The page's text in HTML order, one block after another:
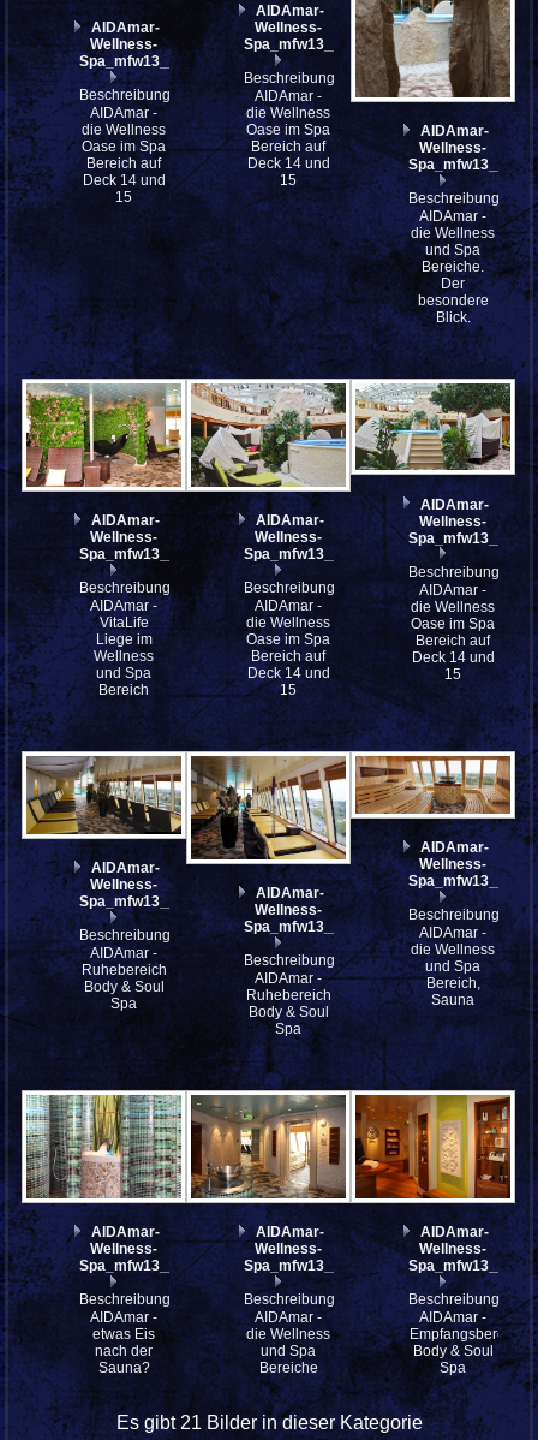
AIDAmar-
Wellness-
Spa_mfw13__021765
Beschreibung:
AIDAmar -
die Wellness
Oase im Spa
Bereich auf
Deck 14 und
15
AIDAmar-
Wellness-
Spa_mfw13__021761_st
Beschreibung:
AIDAmar -
die Wellness
Oase im Spa
Bereich auf
Deck 14 und
15
AIDAmar-
Wellness-
Beschreibung:
AIDAmar -
die Wellness
und Spa
Bereiche.
Der
besondere
Blick.
AIDAmar-
Wellness-
Spa_mfw13__021750
Beschreibung:
AIDAmar -
VitaLife
Liege im
Wellness
und Spa
Bereich
AIDAmar-
Wellness-
Spa_mfw13__021749
Beschreibung:
AIDAmar -
die Wellness
Oase im Spa
Bereich auf
Deck 14 und
15
AIDAmar-
Wellness-
Beschreibung:
AIDAmar -
die Wellness
Oase im Spa
Bereich auf
Deck 14 und
15
AIDAmar-
Wellness-
Spa_mfw13__021744_st
Beschreibung:
AIDAmar -
Ruhebereich
Body & Soul
Spa
AIDAmar-
Wellness-
Spa_mfw13__021742
Beschreibung:
AIDAmar -
Ruhebereich
Body & Soul
Spa
AIDAmar-
Wellness-
Beschreibung:
AIDAmar -
die Wellness
und Spa
Bereich,
Sauna
AIDAmar-
Wellness-
Spa_mfw13__021739
Beschreibung:
AIDAmar -
etwas Eis
nach der
Sauna?
AIDAmar-
Wellness-
Spa_mfw13__021737
Beschreibung:
AIDAmar -
die Wellness
und Spa
Bereiche
AIDAmar-
Wellness-
Beschreibung:
AIDAmar -
Empfangsbereich
Body & Soul
Spa
Es gibt 21 Bilder in dieser Kategorie